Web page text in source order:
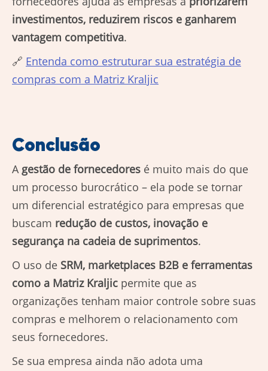
investimentos, reduzirem riscos e ganharem
vantagem competitiva.
🔗 Entenda como estruturar sua estratégia de
compras com a Matriz Kraljic
Conclusão
Agestão de fornecedores é muito mais do que
um processo burocrático – ela pode se tornar
um diferencial estratégico para empresas que
buscam redução de custos, inovação e
segurança na cadeia de suprimentos.
O uso de SRM, marketplaces B2B e ferramentas
como a Matriz Kraljic permite que as
organizações tenham maior controle sobre suas
compras e melhorem o relacionamento com
seus fornecedores.
Se sua empresa ainda não adota uma